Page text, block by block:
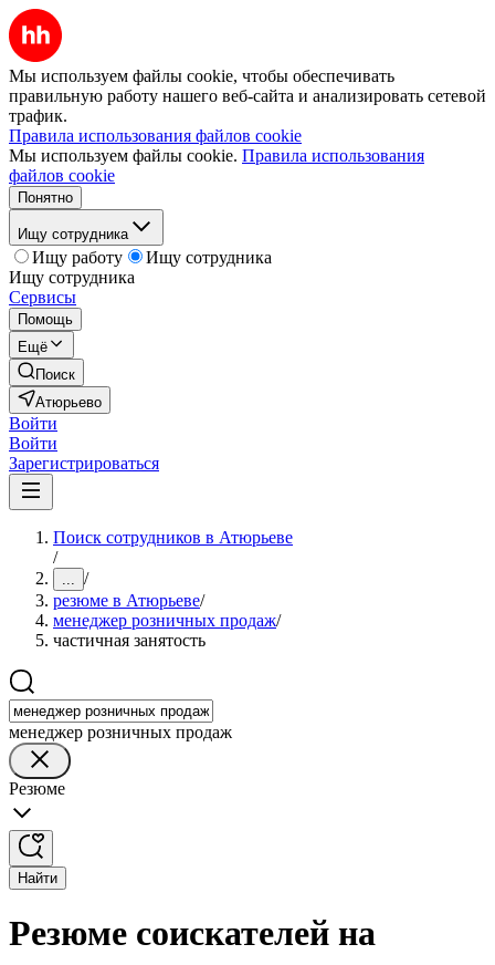
Мы используем файлы cookie, чтобы обеспечивать
правильную работу нашего веб-сайта и анализировать сетевой
трафик.
Правила использования файлов cookie
Мы используем файлы cookie. Правила использования
файлов cookie
Понятно
Ищу сотрудника
Ищу работу
Ищу сотрудника
Ищу сотрудника
Сервисы
Помощь
Ещё
Поиск
Атюрьево
Войти
Войти
Зарегистрироваться
Поиск сотрудников в Атюрьеве
/
... /
резюме в Атюрьеве/
менеджер розничных продаж/
частичная занятость
менеджер розничных продаж
Резюме
Найти
Резюме соискателей на